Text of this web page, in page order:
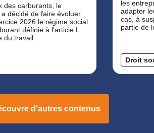
des carburants, le
décidé de faire évoluer
2026 le régime social
définie à l’article L.
du travail.
les
adapter
cas, à
partie de
Droit
d'autres contenus